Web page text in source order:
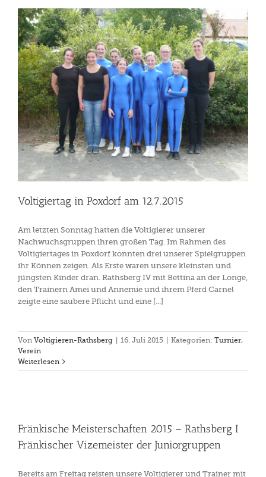
Voltigiertag in Poxdorf am 12.7.2015
Am letzten Sonntag hatten die Voltigierer unserer
Nachwuchsgruppen ihren großen Tag. Im Rahmen des
Voltigiertages in Poxdorf konnten drei unserer Spielgruppen
ihr Können zeigen. Als Erste waren unsere kleinsten und
jüngsten Kinder dran. Rathsberg IV mit Bettina an der Longe,
den Trainern Amei und Annemie und ihrem Pferd Carnel
zeigte eine saubere Pflicht und eine [...]
Von Voltigieren-Rathsberg 16. Juli 2015 Kategorien: Turnier,
Verein
Weiterlesen
Fränkische Meisterschaften 2015 – Rathsberg I
Fränkischer Vizemeister der Juniorgruppen
Bereits am Freitag reisten unsere Voltigierer und Trainer mit